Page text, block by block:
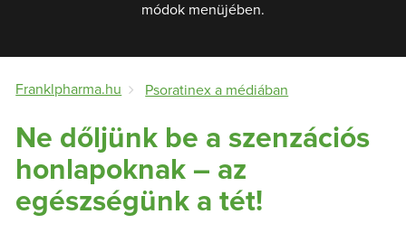
módok menüjében.
Franklpharma.hu Psoratinex a médiában
Ne dőljünk be a szenzációs
honlapoknak – az
egészségünk a tét!